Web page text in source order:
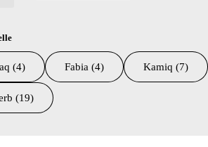
(4) Fabia (4) Kamiq (7)
(19)